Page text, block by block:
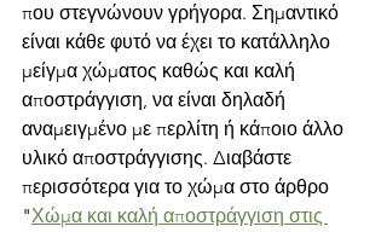
που στεγνώνουν γρήγορα. Σημαντικό
είναι κάθε φυτό να έχει το κατάλληλο
μείγμα χώματος καθώς και καλή
αποστράγγιση, να είναι δηλαδή
αναμειγμένο με περλίτη ή κάποιο άλλο
υλικό αποστράγγισης. Διαβάστε
περισσότερα για το χώμα στο άρθρο
"Χώμα και καλή αποστράγγιση στις